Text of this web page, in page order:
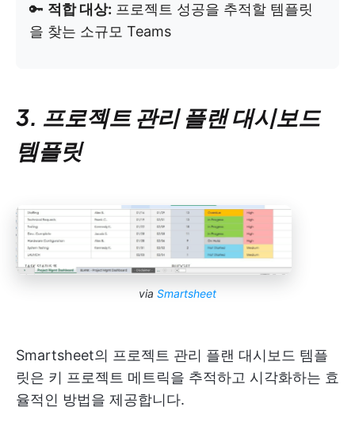
🔑 적합 대상: 프로젝트 성공을 추적할 템플릿
을 찾는 소규모 Teams
3. 프로젝트 관리 플랜 대시보드
템플릿
via Smartsheet
Smartsheet의 프로젝트 관리 플랜 대시보드 템플
릿은 키 프로젝트 메트릭을 추적하고 시각화하는 효
율적인 방법을 제공합니다.